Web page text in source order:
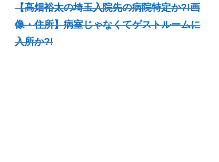
【高畑裕太の埼玉入院先の病院特定か?!画
像・住所】病室じゃなくてゲストルームに
入所か?!